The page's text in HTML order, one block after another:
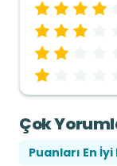
Çok
Puanları En